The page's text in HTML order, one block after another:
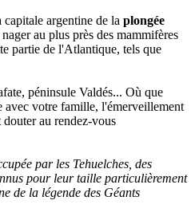
argentine de la plongée
au plus près des mammifères
partie de l'Atlantique, tels que
péninsule Valdés... Où que
avec votre famille, l'émerveillement
au rendez-vous
par les Tehuelches, des
pour leur taille particulièrement
de la légende des Géants